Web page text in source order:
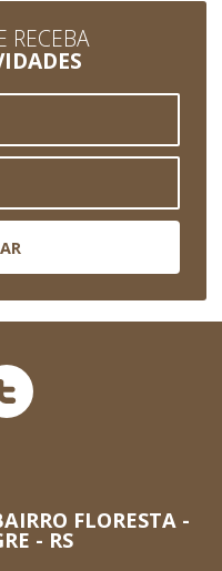
RECEBA
FLORESTA -
- RS